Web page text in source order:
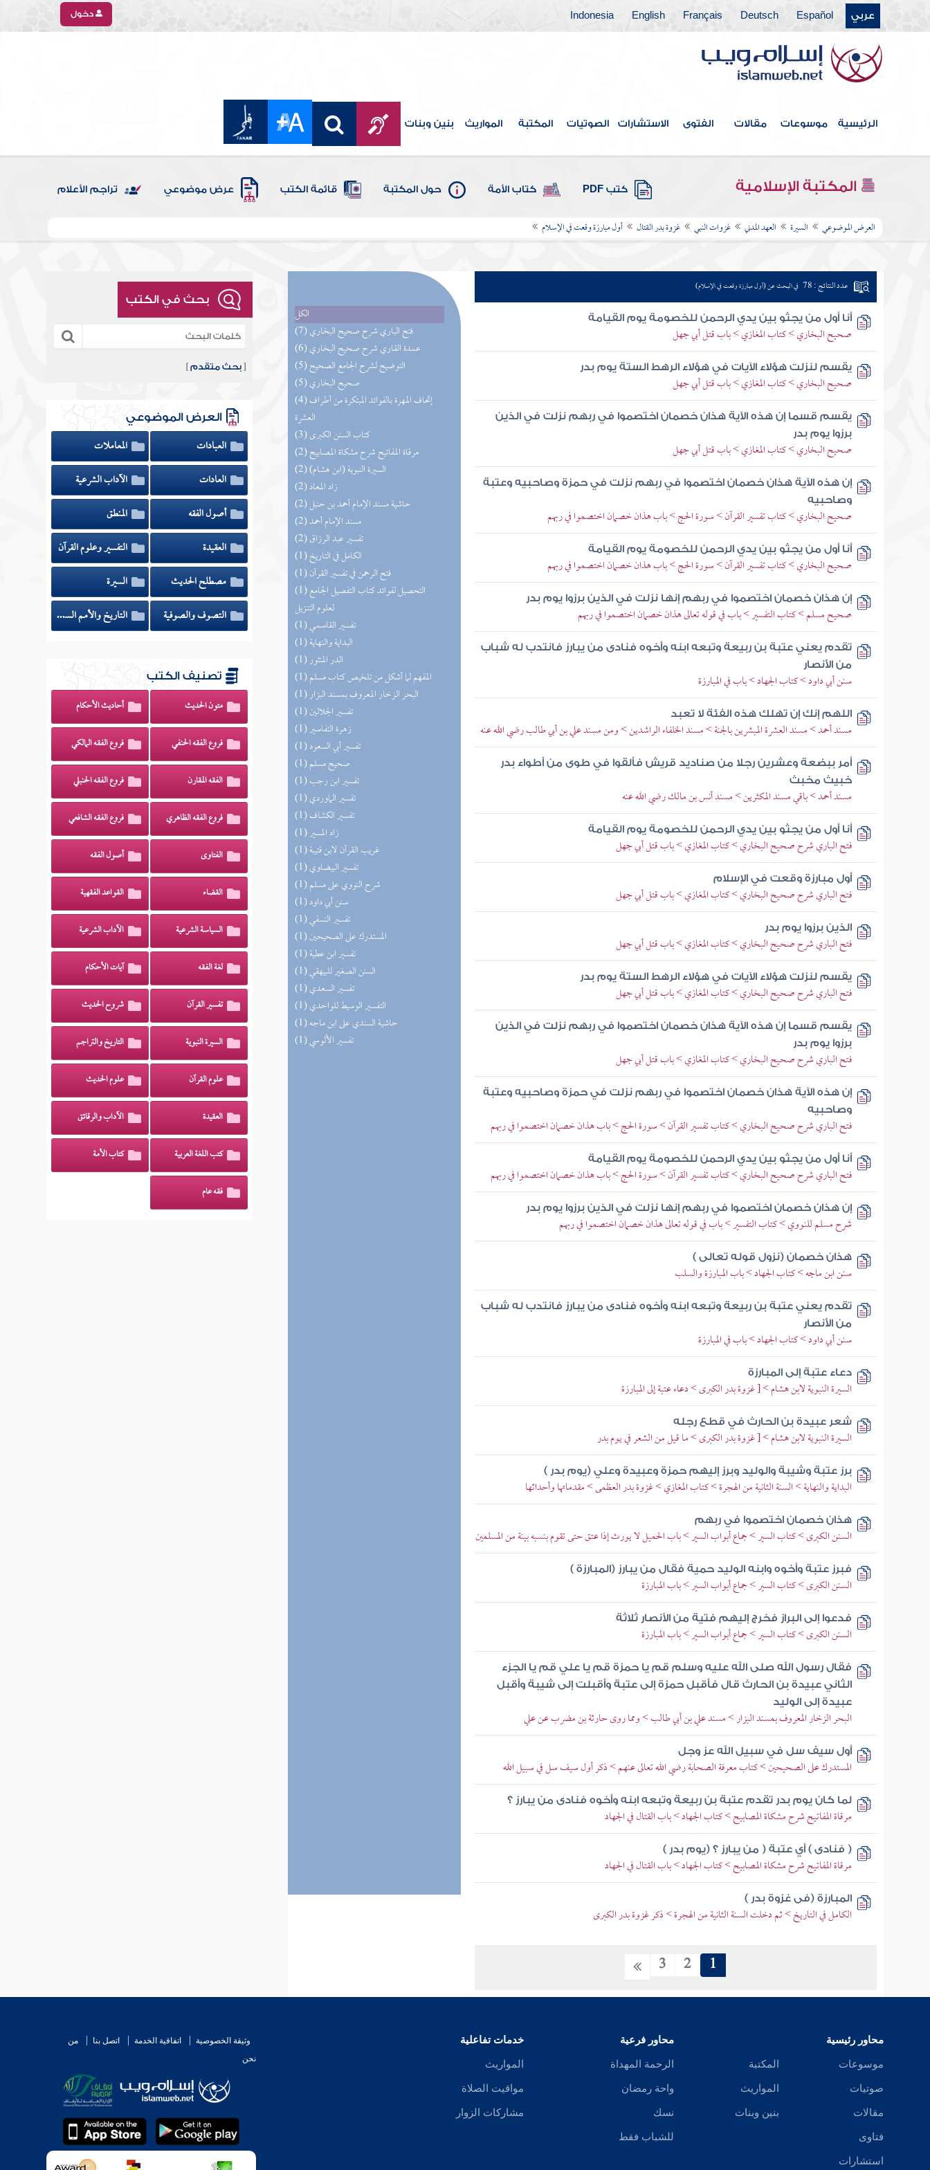
عربي Español
Deutsch
Français
English
Indonesia دخول
الرئيسية موسوعات مقالات الفتوى الاستشارات الصوتيات المكتبة المواريث بنين وبنات
المكتبة الإسلامية كتب PDF كتاب الأمة حول المكتبة قائمة الكتب عرض موضوعي تراجم الأعلام
العرض الموضوعي السيرة العهد المدني غزوات النبي غزوة بدر القتال أول مبارزة وقعت في الإسلام
الكل
(7) فتح الباري شرح صحيح البخاري
(6) عمدة القاري شرح صحيح البخاري
(5) التوضيح لشرح الجامع الصحيح
(5) صحيح البخاري
(4) إتحاف المهرة بالفوائد المبتكرة من أطراف
العشرة
(3) كتاب السنن الكبرى
(2) مرقاة المفاتيح شرح مشكاة المصابيح
(2) السيرة النبوية (ابن هشام)
(2) زاد المعاد
(2) حاشية مسند الإمام أحمد بن حنبل
(2) مسند الإمام أحمد
(2) تفسير عبد الرزاق
(1) الكامل في التاريخ
(1) فتح الرحمن في تفسير القرآن
(1) التحصيل لفوائد كتاب التفصيل الجامع
لعلوم التنزيل
(1) تفسير القاسمي
(1) البداية والنهاية
(1) الدر المنثور
(1) المفهم لما أشكل من تلخيص كتاب مسلم
(1) البحر الزخار المعروف بمسند البزار
(1) تفسير الجلالين
(1) زهرة التفاسير
(1) تفسير أبي السعود
(1) صحيح مسلم
(1) تفسير ابن رجب
(1) تفسير الماوردي
(1) تفسير الكشاف
(1) زاد المسير
(1) غريب القرآن لابن قتيبة
(1) تفسير البيضاوي
(1) شرح النووي على مسلم
(1) سنن أبي داود
(1) تفسير النسفي
(1) المستدرك على الصحيحين
(1) تفسير ابن عطية
(1) السنن الصغير للبيهقي
(1) تفسير السعدي
(1) التفسير الوسيط للواحدي
(1) حاشية السندي على ابن ماجه
(1) تفسير الألوسي
عدد النتائج : 78 في البحث عن (أول مبارزة وقعت في الإسلام)
أنا أول من يجثو بين يدي الرحمن للخصومة يوم القيامة
صحيح البخاري > كتاب المغازي > باب قتل أبي جهل
يقسم لنزلت هؤلاء الآيات في هؤلاء الرهط الستة يوم بدر
صحيح البخاري > كتاب المغازي > باب قتل أبي جهل
يقسم قسما إن هذه الآية هذان خصمان اختصموا في ربهم نزلت في الذين
برزوا يوم بدر
صحيح البخاري > كتاب المغازي > باب قتل أبي جهل
إن هذه الآية هذان خصمان اختصموا في ربهم نزلت في حمزة وصاحبيه وعتبة
وصاحبيه
صحيح البخاري > كتاب تفسير القرآن > سورة الحج > باب هذان خصمان اختصموا في ربهم
أنا أول من يجثو بين يدي الرحمن للخصومة يوم القيامة
صحيح البخاري > كتاب تفسير القرآن > سورة الحج > باب هذان خصمان اختصموا في ربهم
إن هذان خصمان اختصموا في ربهم إنها نزلت في الذين برزوا يوم بدر
صحيح مسلم > كتاب التفسير > باب في قوله تعالى هذان خصمان اختصموا في ربهم
تقدم يعني عتبة بن ربيعة وتبعه ابنه وأخوه فنادى من يبارز فانتدب له شباب
من الأنصار
سنن أبي داود > كتاب الجهاد > باب في المبارزة
اللهم إنك إن تهلك هذه الفئة لا تعبد
مسند أحمد > مسند العشرة المبشرين بالجنة > مسند الخلفاء الراشدين > ومن مسند علي بن أبي طالب رضي الله عنه
أمر ببضعة وعشرين رجلا من صناديد قريش فألقوا في طوى من أطواء بدر
خبيث مخبث
مسند أحمد > باقي مسند المكثرين > مسند أنس بن مالك رضي الله عنه
أنا أول من يجثو بين يدي الرحمن للخصومة يوم القيامة
فتح الباري شرح صحيح البخاري > كتاب المغازي > باب قتل أبي جهل
أول مبارزة وقعت في الإسلام
فتح الباري شرح صحيح البخاري > كتاب المغازي > باب قتل أبي جهل
الذين برزوا يوم بدر
فتح الباري شرح صحيح البخاري > كتاب المغازي > باب قتل أبي جهل
يقسم لنزلت هؤلاء الآيات في هؤلاء الرهط الستة يوم بدر
فتح الباري شرح صحيح البخاري > كتاب المغازي > باب قتل أبي جهل
يقسم قسما إن هذه الآية هذان خصمان اختصموا في ربهم نزلت في الذين
برزوا يوم بدر
فتح الباري شرح صحيح البخاري > كتاب المغازي > باب قتل أبي جهل
إن هذه الآية هذان خصمان اختصموا في ربهم نزلت في حمزة وصاحبيه وعتبة
وصاحبيه
فتح الباري شرح صحيح البخاري > كتاب تفسير القرآن > سورة الحج > باب هذان خصمان اختصموا في ربهم
أنا أول من يجثو بين يدي الرحمن للخصومة يوم القيامة
فتح الباري شرح صحيح البخاري > كتاب تفسير القرآن > سورة الحج > باب هذان خصمان اختصموا في ربهم
إن هذان خصمان اختصموا في ربهم إنها نزلت في الذين برزوا يوم بدر
شرح مسلم للنووي > كتاب التفسير > باب في قوله تعالى هذان خصمان اختصموا في ربهم
هذان خصمان (نزول قوله تعالى )
سنن ابن ماجه > كتاب الجهاد > باب المبارزة والسلب
تقدم يعني عتبة بن ربيعة وتبعه ابنه وأخوه فنادى من يبارز فانتدب له شباب
من الأنصار
سنن أبي داود > كتاب الجهاد > باب في المبارزة
دعاء عتبة إلى المبارزة
السيرة النبوية لابن هشام > [ غزوة بدر الكبرى > دعاء عتبة إلى المبارزة
شعر عبيدة بن الحارث في قطع رجله
السيرة النبوية لابن هشام > [ غزوة بدر الكبرى > ما قيل من الشعر في يوم بدر
برز عتبة وشيبة والوليد وبرز إليهم حمزة وعبيدة وعلي (يوم بدر )
البداية والنهاية > السنة الثانية من الهجرة > كتاب المغازي > غزوة بدر العظمى > مقدماتها وأحداثها
هذان خصمان اختصموا في ربهم
السنن الكبرى > كتاب السير > جماع أبواب السير > باب الحميل لا يورث إذا عتق حتى تقوم بنسبه بينة من المسلمين
فبرز عتبة وأخوه وابنه الوليد حمية فقال من يبارز (المبارزة )
السنن الكبرى > كتاب السير > جماع أبواب السير > باب المبارزة
فدعوا إلى البراز فخرج إليهم فتية من الأنصار ثلاثة
السنن الكبرى > كتاب السير > جماع أبواب السير > باب المبارزة
فقال رسول الله صلى الله عليه وسلم قم يا حمزة قم يا علي قم يا الجزء
الثاني عبيدة بن الحارث قال فأقبل حمزة إلى عتبة وأقبلت إلى شيبة وأقبل
عبيدة إلى الوليد
البحر الزخار المعروف بمسند البزار > مسند علي بن أبي طالب > ومما روى حارثة بن مضرب عن علي
أول سيف سل في سبيل الله عز وجل
المستدرك على الصحيحين > كتاب معرفة الصحابة رضي الله تعالى عنهم > ذكر أول سيف سل في سبيل الله
لما كان يوم بدر تقدم عتبة بن ربيعة وتبعه ابنه وأخوه فنادى من يبارز ؟
مرقاة المفاتيح شرح مشكاة المصابيح > كتاب الجهاد > باب القتال في الجهاد
( فنادى ) أي عتبة ( من يبارز ؟ (يوم بدر )
مرقاة المفاتيح شرح مشكاة المصابيح > كتاب الجهاد > باب القتال في الجهاد
المبارزة (فى غزوة بدر )
الكامل في التاريخ > ثم دخلت السنة الثانية من الهجرة > ذكر غزوة بدر الكبرى
1
2
3
بحث في الكتب
[بحث متقدم ]
العرض الموضوعي
العبادات
المعاملات
العادات
الآداب الشرعية
أصول الفقه
المنطق
العقيدة
التفسير وعلوم القرآن
مصطلح الحديث
السيرة
التصوف والصوفية
التاريخ والأمم السابقة
تصنيف الكتب
متون الحديث أحاديث الأحكام
فروع الفقه الحنفي فروع الفقه المالكي
الفقه المقارن فروع الفقه الحنبلي
فروع الفقه الظاهري فروع الفقه الشافعي
الفتاوى أصول الفقه
القضاء القواعد الفقهية
السياسة الشرعية الآداب الشرعية
لغة الفقه آيات الأحكام
تفسير القرآن شروح الحديث
السيرة النبوية التاريخ والتراجم
علوم القرآن علوم الحديث
العقيدة الآداب والرقائق
كتب اللغة العربية كتاب الأمة
فقه عام
محاور رئيسية
موسوعات
صوتيات
مقالات
فتاوى
استشارات
المكتبة
المواريث
بنين وبنات
محاور فرعية
الرحمة المهداة
واحة رمضان
نسك
للشباب فقط
خدمات تفاعلية
المواريث
مواقيت الصلاة
مشاركات الزوار
وثيقة الخصوصية اتفاقية الخدمة اتصل بنا
من
نحن